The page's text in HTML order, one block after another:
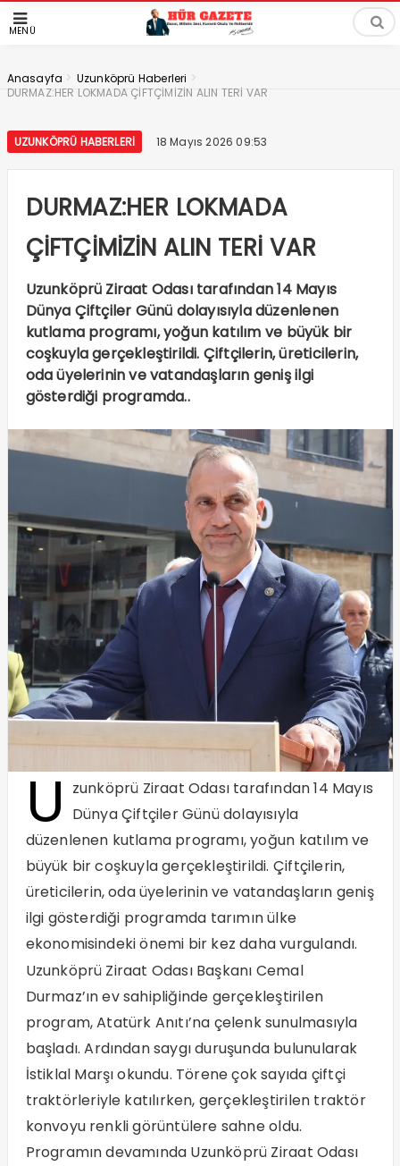
MENÜ
Anasayfa > Uzunköprü Haberleri >
DURMAZ:HER LOKMADA ÇİFTÇİMİZİN ALIN TERİ VAR
UZUNKÖPRÜ HABERLERI 18 Mayıs 2026 09:53
DURMAZ:HER LOKMADA
ÇİFTÇİMİZİN ALIN TERİ VAR
Uzunköprü Ziraat Odası tarafından 14 Mayıs
Dünya Çiftçiler Günü dolayısıyla düzenlenen
kutlama programı, yoğun katılım ve büyük bir
coşkuyla gerçekleştirildi. Çiftçilerin, üreticilerin,
oda üyelerinin ve vatandaşların geniş ilgi
gösterdiği programda..
U
zunköprü Ziraat Odası tarafından 14 Mayıs
Dünya Çiftçiler Günü dolayısıyla
düzenlenen kutlama programı, yoğun katılım ve
büyük bir coşkuyla gerçekleştirildi. Çiftçilerin,
üreticilerin, oda üyelerinin ve vatandaşların geniş
ilgi gösterdiği programda tarımın ülke
ekonomisindeki önemi bir kez daha vurgulandı.
Uzunköprü Ziraat Odası Başkanı Cemal
Durmaz’ın ev sahipliğinde gerçekleştirilen
program, Atatürk Anıtı’na çelenk sunulmasıyla
başladı. Ardından saygı duruşunda bulunularak
İstiklal Marşı okundu. Törene çok sayıda çiftçi
traktörleriyle katılırken, gerçekleştirilen traktör
konvoyu renkli görüntülere sahne oldu.
Programın devamında Uzunköprü Ziraat Odası